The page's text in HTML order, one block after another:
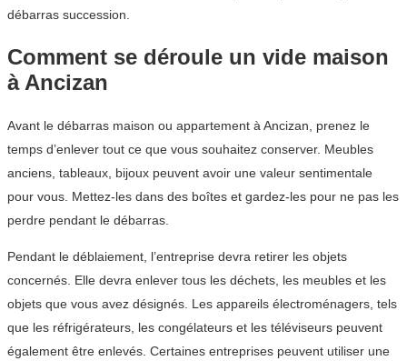
débarras succession.
Comment se déroule un vide maison
à Ancizan
Avant le débarras maison ou appartement à Ancizan, prenez le
temps d’enlever tout ce que vous souhaitez conserver. Meubles
anciens, tableaux, bijoux peuvent avoir une valeur sentimentale
pour vous. Mettez-les dans des boîtes et gardez-les pour ne pas les
perdre pendant le débarras.
Pendant le déblaiement, l’entreprise devra retirer les objets
concernés. Elle devra enlever tous les déchets, les meubles et les
objets que vous avez désignés. Les appareils électroménagers, tels
que les réfrigérateurs, les congélateurs et les téléviseurs peuvent
également être enlevés. Certaines entreprises peuvent utiliser une